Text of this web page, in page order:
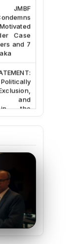
JMBF
Case
and 7
and
in the
ALERT:
Two
on
of
Gross
and